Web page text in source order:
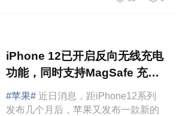
的充电宝质量好而且耐用？安克旅行
iPhone 12已开启反向无线充电
功能，同时支持MagSafe 充电
宝
#苹果# 近日消息，距iPhone12系列
发布几个月后，苹果又发布一款新的